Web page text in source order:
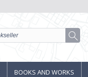
BOOKS AND WORKS